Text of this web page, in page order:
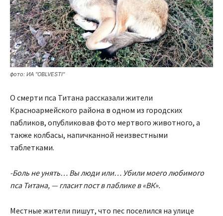
фото: ИА "OBLVESTI"
О смерти пса Титана рассказали жители
Красноармейского района в одном из городских
пабликов, опубликовав фото мертвого животного, а
также колбасы, напичканной неизвестными
таблетками.
-Боль не унять… Вы люди или… Убили моего любимого
пса Титана, — гласит пост в паблике в «ВК».
Местные жители пишут, что пес поселился на улице